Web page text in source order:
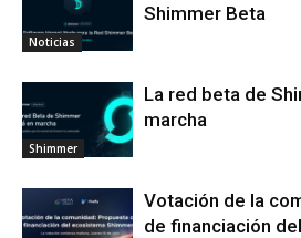
Noticias
Shimmer Beta
Shimmer
La red beta de
marcha
Votación de la
de financiación